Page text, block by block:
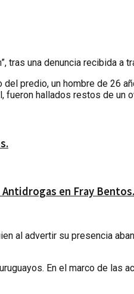
una denuncia recibida a
predio, un hombre de 26
hallados restos de un
en Fray Bentos.
al advertir su presencia
En el marco de las